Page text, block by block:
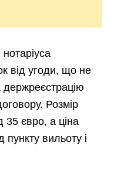
від угоди, що не
Розмір
35 євро, а ціна
пункту вильоту і